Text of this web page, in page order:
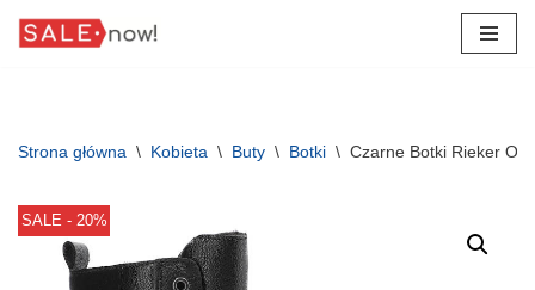
Strona główna \ Kobieta \ Buty \ Botki \ Czarne Botki Rieker
SALE - 20%